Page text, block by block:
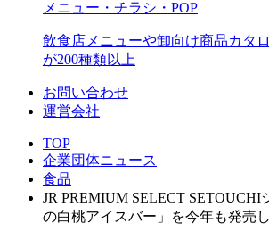
メニュー・チラシ・POP
飲食店メニューや卸向け商品カタ
が200種類以上
お問い合わせ
運営会社
TOP
企業団体ニュース
食品
JR PREMIUM SELECT SETOUCHI
の白桃アイスバー」を今年も発売し